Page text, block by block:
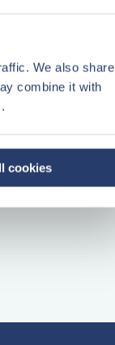
We also share
combine it with
cookies